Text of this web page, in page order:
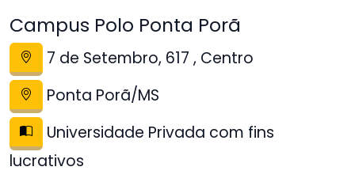
Campus Polo Ponta Porã
7 de Setembro, 617 , Centro
Ponta Porã/MS
Universidade Privada com fins
lucrativos